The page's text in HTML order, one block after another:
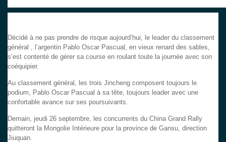
Décidé à ne pas prendre de risque aujourd’hui, le leader du classement
général , l’argentin Pablo Oscar Pascual, en vieux renard des sables,
s’est contenté de gérer sa course en roulant toute la journée avec son
coéquipier.
Au classement général, les trois Jincheng composent toujours le
podium, Pablo Oscar Pascual à sa tête, toujours leader avec une
confortable avance sur ses poursuivants.
Demain, jeudi 26 septembre, les concurrents du China Grand Rally
quitteront la Mongolie Intérieure pour la province de Gansu, direction
Jiuquan.